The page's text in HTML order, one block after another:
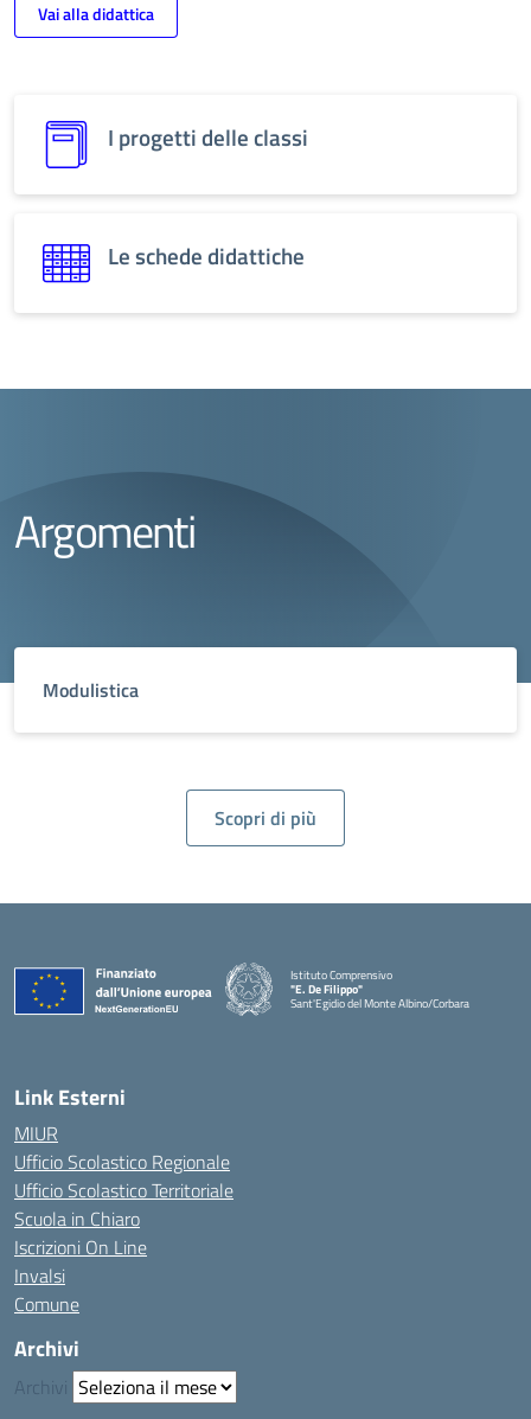
Vai alla didattica
I progetti delle classi
Le schede didattiche
Argomenti
Modulistica
Scopri di più
Istituto Comprensivo
"E. De Filippo"
Sant'Egidio del Monte Albino/Corbara
Link Esterni
MIUR
Ufficio Scolastico Regionale
Ufficio Scolastico Territoriale
Scuola in Chiaro
Iscrizioni On Line
Invalsi
Comune
Archivi
Archivi